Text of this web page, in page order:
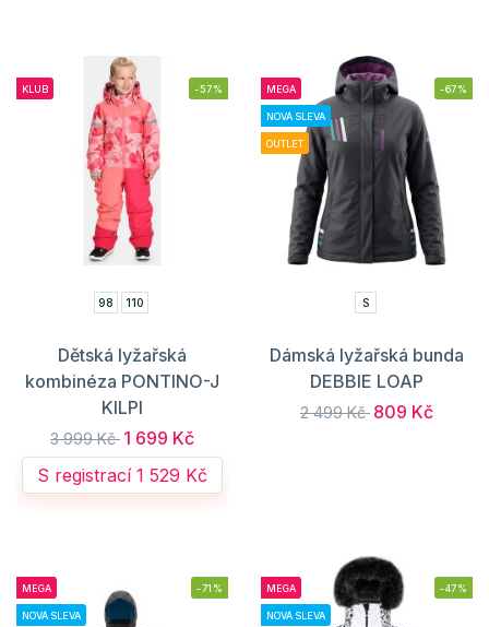
KLUB -57%
98 110
Dětská lyžařská
kombinéza PONTINO-J
KILPI
3 999 Kč 1 699 Kč
S registrací 1 529 Kč
MEGA
NOVÁ SLEVA
OUTLET
-67%
S
Dámská lyžařská bunda
DEBBIE LOAP
2 499 Kč 809 Kč
MEGA
NOVÁ SLEVA
-71% MEGA
NOVÁ SLEVA
-47%